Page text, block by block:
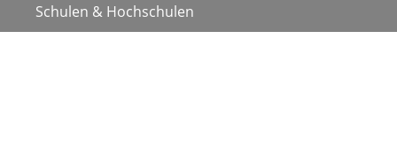
Schulen & Hochschulen